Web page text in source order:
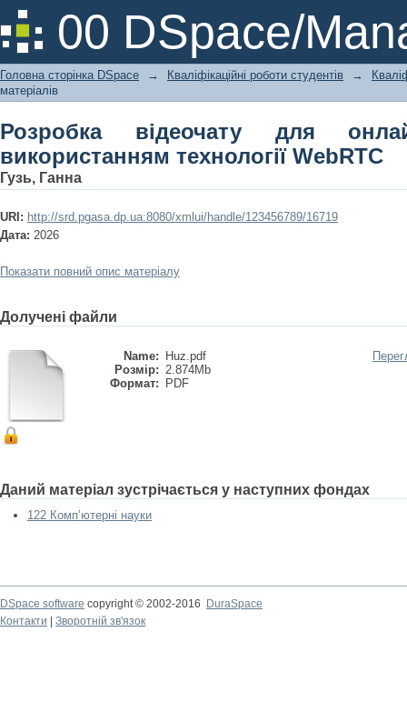
00 DSpace/
Розробка відеочату для онлайн-
WebRTC
Головна сторінка DSpace → Кваліфікаційні роботи студентів →
матеріалів
Розробка відеочату для
використанням технології WebRTC
Гузь, Ганна
URI: http://srd.pgasa.dp.ua:8080/xmlui/handle/123456789/16719
Дата: 2026
Показати повний опис матеріалу
Долучені файли
Name:
Huz.pdf
Розмір: 2.874Mb
Формат:
PDF
Даний матеріал зустрічається у наступних фондах
122 Комп’ютерні науки
DSpace software copyright © 2002-2016
DuraSpace
Контакти
Зворотній зв'язок